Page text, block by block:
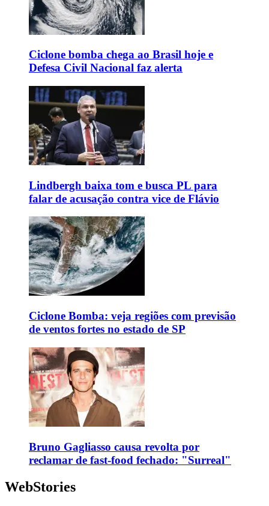
Ciclone bomba chega ao Brasil hoje e
Defesa Civil Nacional faz alerta
Lindbergh baixa tom e busca PL para
falar de acusação contra vice de Flávio
Ciclone Bomba: veja regiões com previsão
de ventos fortes no estado de SP
Bruno Gagliasso causa revolta por
reclamar de fast-food fechado: "Surreal"
WebStories